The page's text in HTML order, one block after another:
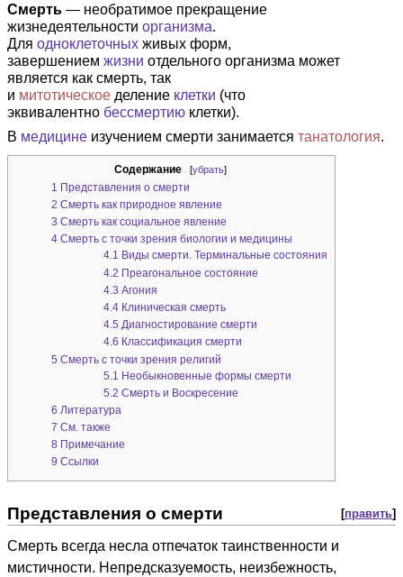
Смерть — необратимое прекращение
жизнедеятельности организма.
Для одноклеточных живых форм,
завершением жизни отдельного организма может
является как смерть, так
и митотическое деление клетки (что
эквивалентно бессмертию клетки).
В медицине изучением смерти занимается танатология.
Содержание [убрать]
1 Представления о смерти
2 Смерть как природное явление
3 Смерть как социальное явление
4 Смерть с точки зрения биологии и медицины
4.1 Виды смерти. Терминальные состояния
4.2 Преагональное состояние
4.3 Агония
4.4 Клиническая смерть
4.5 Диагностирование смерти
4.6 Классификация смерти
5 Смерть с точки зрения религий
5.1 Необыкновенные формы смерти
5.2 Смерть и Воскресение
6 Литература
7 См. также
8 Примечание
9 Ссылки
[править]
Представления о смерти
Смерть всегда несла отпечаток таинственности и
мистичности. Непредсказуемость, неизбежность,